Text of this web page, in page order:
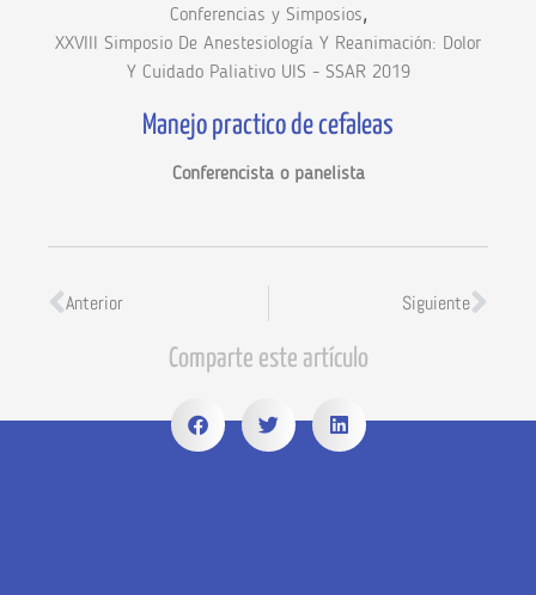
Conferencias y Simposios,
XXVIII Simposio De Anestesiología Y Reanimación: Dolor
Y Cuidado Paliativo UIS - SSAR 2019
Manejo practico de cefaleas
Conferencista o panelista
Anterior Siguiente
Comparte este artículo